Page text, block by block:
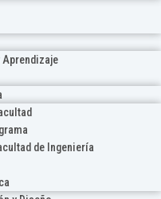
Aprendizaje
de Ingeniería